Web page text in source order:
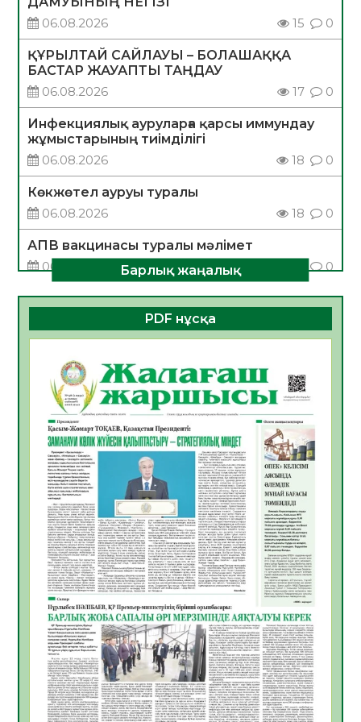
06.08.2026
15 0
ҚҰРЫЛТАЙ САЙЛАУЫ – БОЛАШАҚҚА
БАСТАР ЖАУАПТЫ ТАҢДАУ
06.08.2026
17 0
Инфекциялық ауруларға қарсы иммундау
жұмыстарының тиімділігі
06.08.2026
18 0
Көкжөтел ауруы туралы
06.08.2026
18 0
АПВ вакцинасы туралы мәлімет
06.08.2026
0
Open Air: Қызылорда облысы полиция
департаменті 20 мыңнан астам
көрерменнің қауіпсіздігін қамтамасыз етті
ҚЫЗЫЛОРДАДА «САНАЛЫ ҰРПАҚ –
ЖАРҚЫН БОЛАШАҚ» АТТЫ КЕҢЕЙТІЛГЕН
МӘЖІЛІС ӨТТІ
05.08.2026
30
Қазақстан Орталық Азиядағы көшуге ең
қолайлы ел атанды
05.08.2026
32
Өрт қауіпсіздігі талаптарын сақтау – әр
азаматтың міндеті
05.08.2026
32
Руслан Рүстемұлы облыс әкімінің
кеңесшісі болып тағайындалды
05.08.2026
29
Цифрландыру саласын дамыту аясында
салынатын жаңа орталықтың жобасы
талқыланды
Барлық жаңалық
PDF нұсқа